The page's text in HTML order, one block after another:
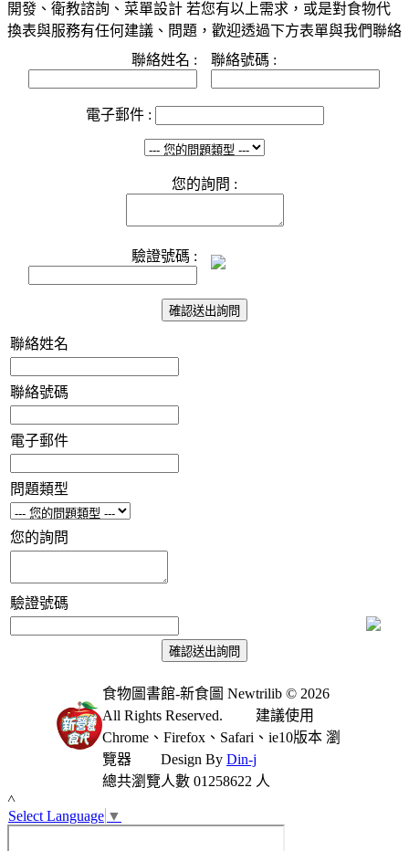
開發、衛教諮詢、菜單設計 若您有以上需求，或是對食物代
換表與服務有任何建議、問題，歡迎透過下方表單與我們聯絡
聯絡姓名 :
聯絡號碼 :
電子郵件 :
您的詢問 :
驗證號碼 :
聯絡姓名
聯絡號碼
電子郵件
問題類型
您的詢問
驗證號碼
食物圖書館-新食圖 Newtrilib © 2026
All Rights Reserved.
建議使用
Chrome、Firefox、Safari、ie10版本 瀏
覽器 Design By Din-j
總共瀏覽人數 01258622 人
˄
Select Language ▼